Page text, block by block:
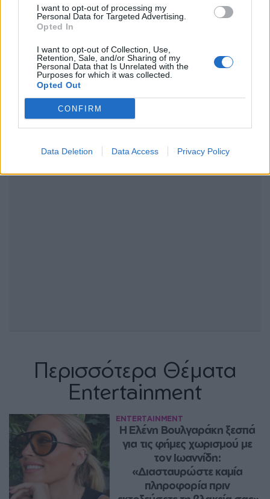
I want to opt-out of processing my
Personal Data for Targeted Advertising.
Opted In
I want to opt-out of Collection, Use,
Retention, Sale, and/or Sharing of my
Personal Data that Is Unrelated with the
Purposes for which it was collected.
Opted Out
CONFIRM
Data Deletion Data Access Privacy Policy
ΔΙΑΦΗΜΙΣΗ
Περισσότερα Θέματα
Entertainment
ENTERTAINMENT
Η Ελένη Βουλγαράκη ξεσπά
για τις φήμες χωρισμού με
τον Ιωαννίδη:
«Διασταυρώστε καμία
πληροφορία πριν